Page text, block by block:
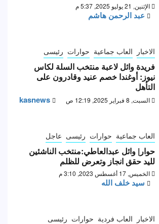
الإثنين, 21 يوليو 2025, 5:37 م
عبد الرحمن هاشم
الاخبار العاب جماعية حوارات رئيسى
فريدة وائل لاعبة منتخب السلة لكاس
نيوز: أوغندا خصم عنيد وقادرون على
التأهل
السبت, 8 فبراير 2025, 12:19 ص kasnews
العاب جماعية حوارات رئيسى عاجل
حوار| وائل عبدالعاطي:منتخب الناشئين
لليد حقق انجاز وتعرض للظلم
الخميس, 17 أغسطس 2023, 3:10 م
سيد خلف الله
الاخبار العاب فردية حوارات رئيسى